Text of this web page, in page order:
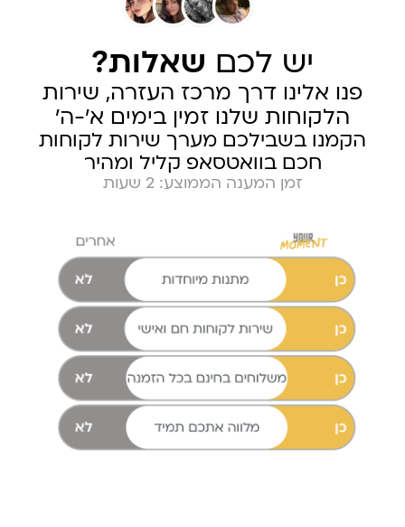
יש לכם שאלות?
פנו אלינו דרך מרכז העזרה, שירות
הלקוחות שלנו זמין בימים א׳-ה׳
הקמנו בשבילכם מערך שירות לקוחות
חכם בוואטסאפ קליל ומהיר
זמן המענה הממוצע: 2 שעות